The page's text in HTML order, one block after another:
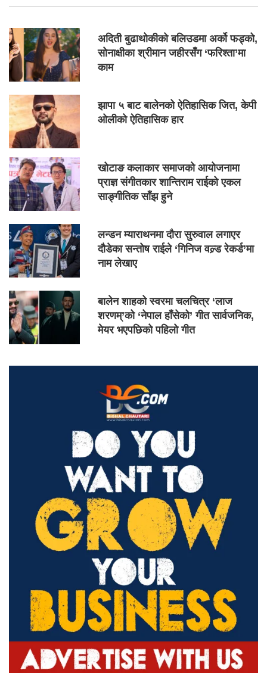
अदिती बुढाथोकीको बलिउडमा अर्को फड्को,
सोनाक्षीका श्रीमान जहीरसँग ‘फरिश्ता’मा
काम
झापा ५ बाट बालेनको ऐतिहासिक जित, केपी
ओलीको ऐतिहासिक हार
खोटाङ कलाकार समाजको आयोजनामा
प्राज्ञ संगीतकार शान्तिराम राईको एकल
साङ्गीतिक साँझ हुने
लन्डन म्याराथनमा दौरा सुरुवाल लगाएर
दौडेका सन्तोष राईले ‘गिनिज वल्र्ड रेकर्ड’मा
नाम लेखाए
बालेन शाहको स्वरमा चलचित्र ‘लाज
शरणम्’को ‘नेपाल हाँसेको’ गीत सार्वजनिक,
मेयर भएपछिको पहिलो गीत